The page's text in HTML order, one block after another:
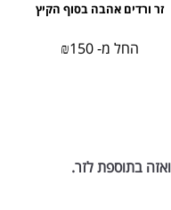
זר ורדים אהבה בסוף הקיץ
החל מ- ₪150
בתוספת לזר.